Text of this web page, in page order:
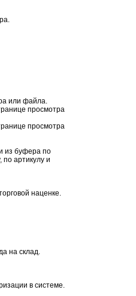
или файла.
просмотра
просмотра
из буфера по
по артикулу и
наценке.
на склад.
в системе.